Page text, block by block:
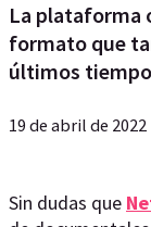
La plataforma
formato que
últimos
19 de abril de 2022
Sin dudas que